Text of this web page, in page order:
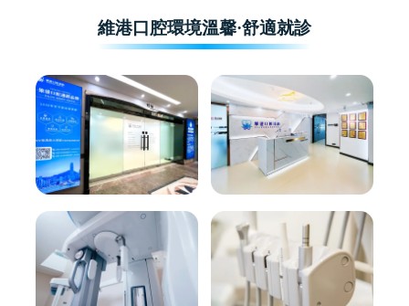
維港口腔環境溫馨·舒適就診